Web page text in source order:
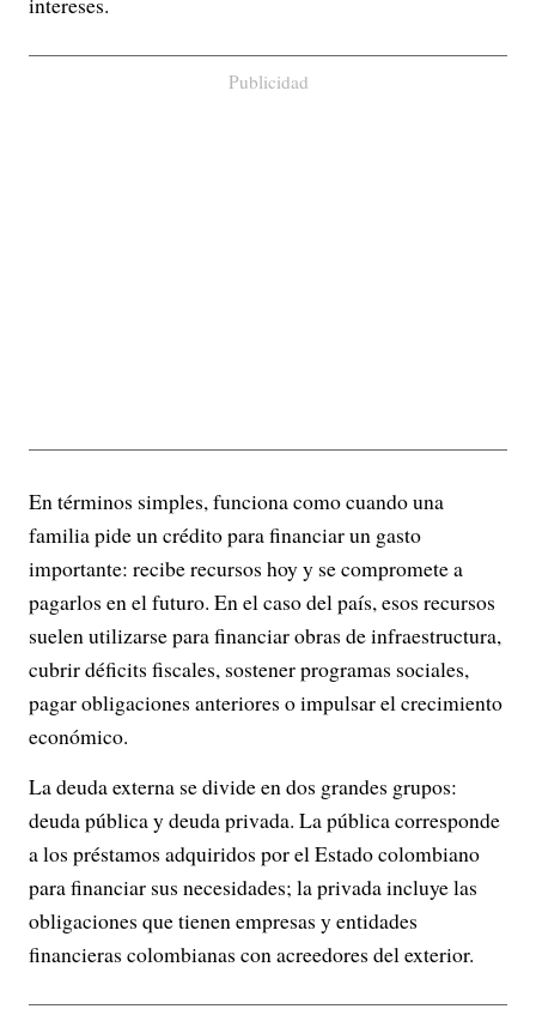
Publicidad
En términos simples, funciona como cuando una
familia pide un crédito para financiar un gasto
importante: recibe recursos hoy y se compromete a
pagarlos en el futuro. En el caso del país, esos recursos
suelen utilizarse para financiar obras de infraestructura,
cubrir déficits fiscales, sostener programas sociales,
pagar obligaciones anteriores o impulsar el crecimiento
económico.
La deuda externa se divide en dos grandes grupos:
deuda pública y deuda privada. La pública corresponde
a los préstamos adquiridos por el Estado colombiano
para financiar sus necesidades; la privada incluye las
obligaciones que tienen empresas y entidades
financieras colombianas con acreedores del exterior.